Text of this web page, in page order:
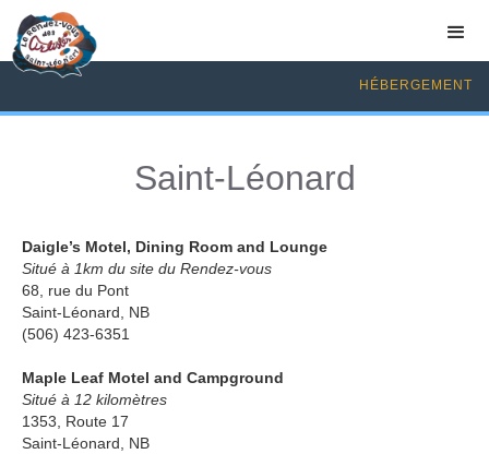
HÉBERGEMENT
Saint-Léonard
Daigle’s Motel, Dining Room and Lounge
Situé à 1km du site du Rendez-vous
68, rue du Pont
Saint-Léonard, NB
(506) 423-6351
Maple Leaf Motel and Campground
Situé à 12 kilomètres
1353, Route 17
Saint-Léonard, NB